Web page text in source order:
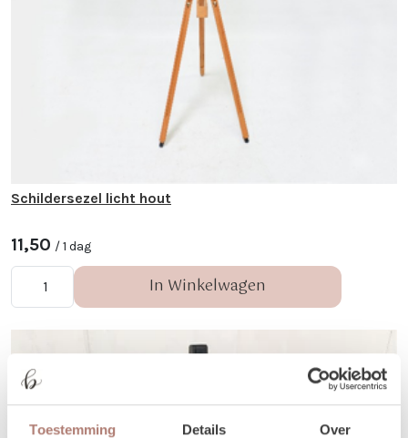
Toestemming Details Over
Schildersezel licht hout
11,50 / 1 dag
In Winkelwagen